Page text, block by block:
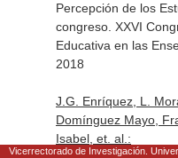
Percepción de los
congreso. XXVI
Educativa en las
2018
J.G. Enríquez, L.
Domínguez Mayo,
Isabel, et. al.:
Vicerrectorado de Investigación.